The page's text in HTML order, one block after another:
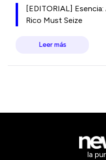
[EDITORIAL]
Rico Must Seize
Leer más
la